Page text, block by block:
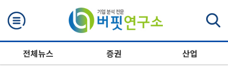
전체뉴스 증권 산업
검색